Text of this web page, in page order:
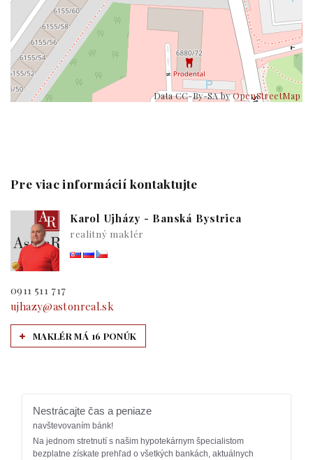
Data CC-By-SA byOpenStreetMap
Pre viac informácií kontaktujte
Karol Ujházy - Banská Bystrica
realitný maklér
0911 511 717
ujhazy@astonreal.sk
MAKLÉR MÁ 16 PONÚK